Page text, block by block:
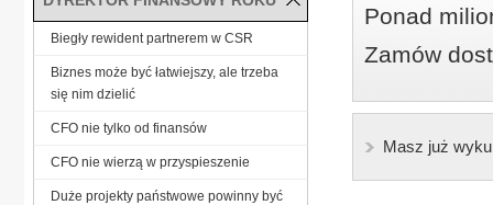
Ponad
Zamów
Masz już
Biegły rewident partnerem w CSR
Biznes może być łatwiejszy, ale trzeba
się nim dzielić
CFO nie tylko od finansów
CFO nie wierzą w przyspieszenie
Duże projekty państwowe powinny być